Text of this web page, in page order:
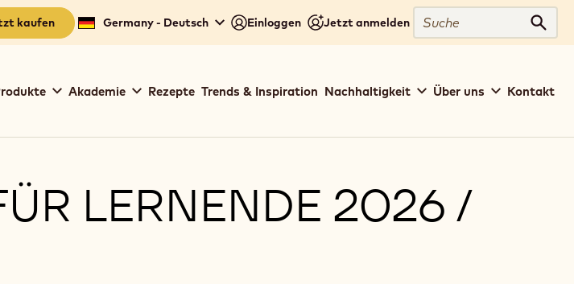
kaufen Germany - Deutsch Einloggen Jetzt anmelden
Suche
Akademie Rezepte Trends & Inspiration Nachhaltigkeit Über uns Kontakt
LERNENDE 2026 /